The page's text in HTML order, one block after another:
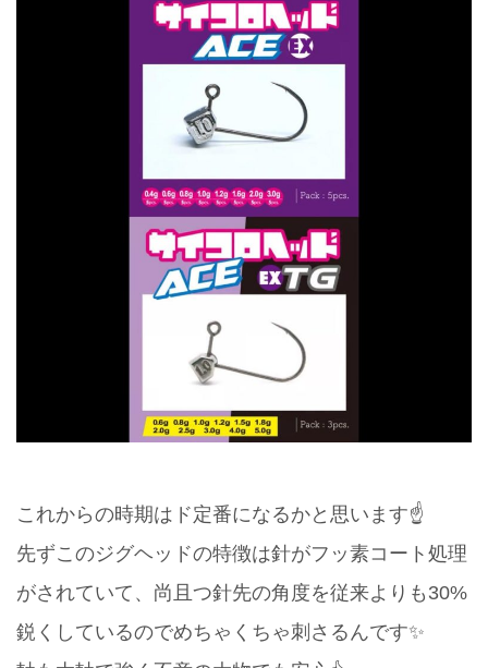
これからの時期はド定番になるかと思います☝️
先ずこのジグヘッドの特徴は針がフッ素コート処理
がされていて、尚且つ針先の角度を従来よりも30%
鋭くしているのでめちゃくちゃ刺さるんです✨